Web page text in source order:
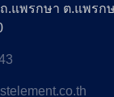
.แพรกษา ต.แพรก